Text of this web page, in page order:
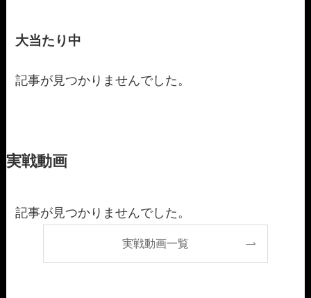
大当たり中
記事が見つかりませんでした。
実戦動画
記事が見つかりませんでした。
実戦動画一覧